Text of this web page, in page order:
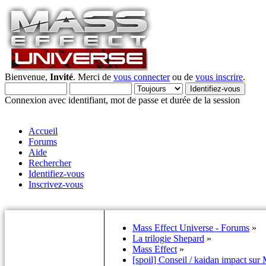
Bienvenue, Invité. Merci de vous connecterou de vous inscrire.
Connexion avec identifiant, mot de passe et durée de la session
Accueil
Forums
Aide
Rechercher
Identifiez-vous
Inscrivez-vous
Mass Effect Universe - Forums »
La trilogie Shepard »
Mass Effect »
[spoil] Conseil / kaidan impact sur